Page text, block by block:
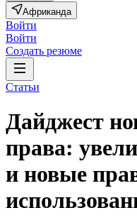
Африканда
Войти
Войти
Создать резюме
Статьи
Дайджест
права:
и новые